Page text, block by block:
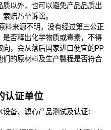
以外，也可以避免产品品质出
赔乃至诉讼。
料来源不明，没有经过第三公正
否释出化学物质或毒素，不得
，会从落后国家进口便宜的PP
的原材料及生产製程是否符合
认证单位
备、滤心产品测试及认证：